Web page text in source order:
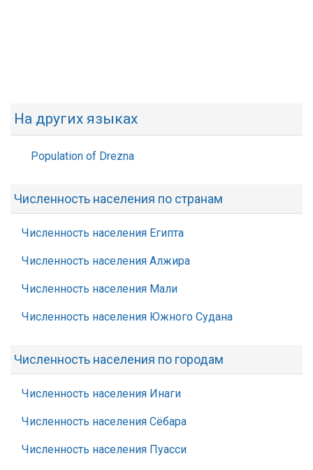
На других языках
Population of Drezna
Численность населения по странам
Численность населения Египта
Численность населения Алжира
Численность населения Мали
Численность населения Южного Судана
Численность населения по городам
Численность населения Инаги
Численность населения Сёбара
Численность населения Пуасси